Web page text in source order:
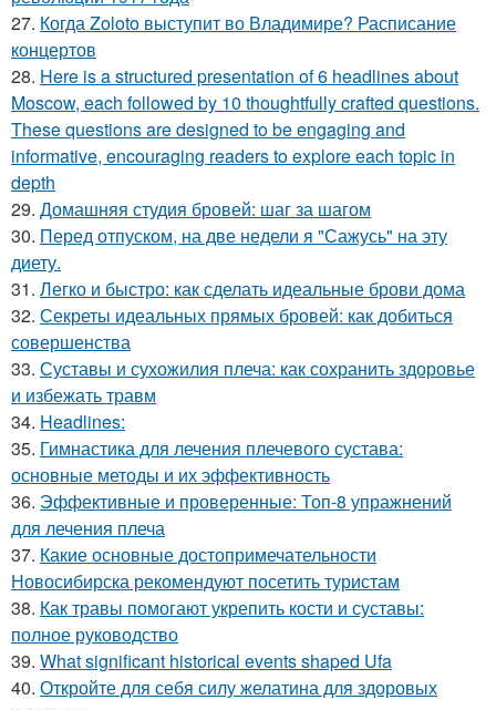
27. Когда Zoloto выступит во Владимире? Расписание
концертов
28. Here is a structured presentation of 6 headlines about
Moscow, each followed by 10 thoughtfully crafted questions.
These questions are designed to be engaging and
informative, encouraging readers to explore each topic in
depth
29. Домашняя студия бровей: шаг за шагом
30. Перед отпуском, на две недели я "Сажусь" на эту
диету.
31. Легко и быстро: как сделать идеальные брови дома
32. Секреты идеальных прямых бровей: как добиться
совершенства
33. Суставы и сухожилия плеча: как сохранить здоровье
и избежать травм
34. Headlines:
35. Гимнастика для лечения плечевого сустава:
основные методы и их эффективность
36. Эффективные и проверенные: Топ-8 упражнений
для лечения плеча
37. Какие основные достопримечательности
Новосибирска рекомендуют посетить туристам
38. Как травы помогают укрепить кости и суставы:
полное руководство
39. What significant historical events shaped Ufa
40. Откройте для себя силу желатина для здоровых